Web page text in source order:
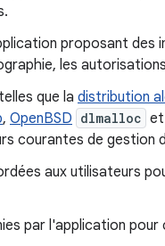
proposant
les
que la distribution
, OpenBSD dlmalloc et
courantes de gestion
aux utilisateurs
par l'application